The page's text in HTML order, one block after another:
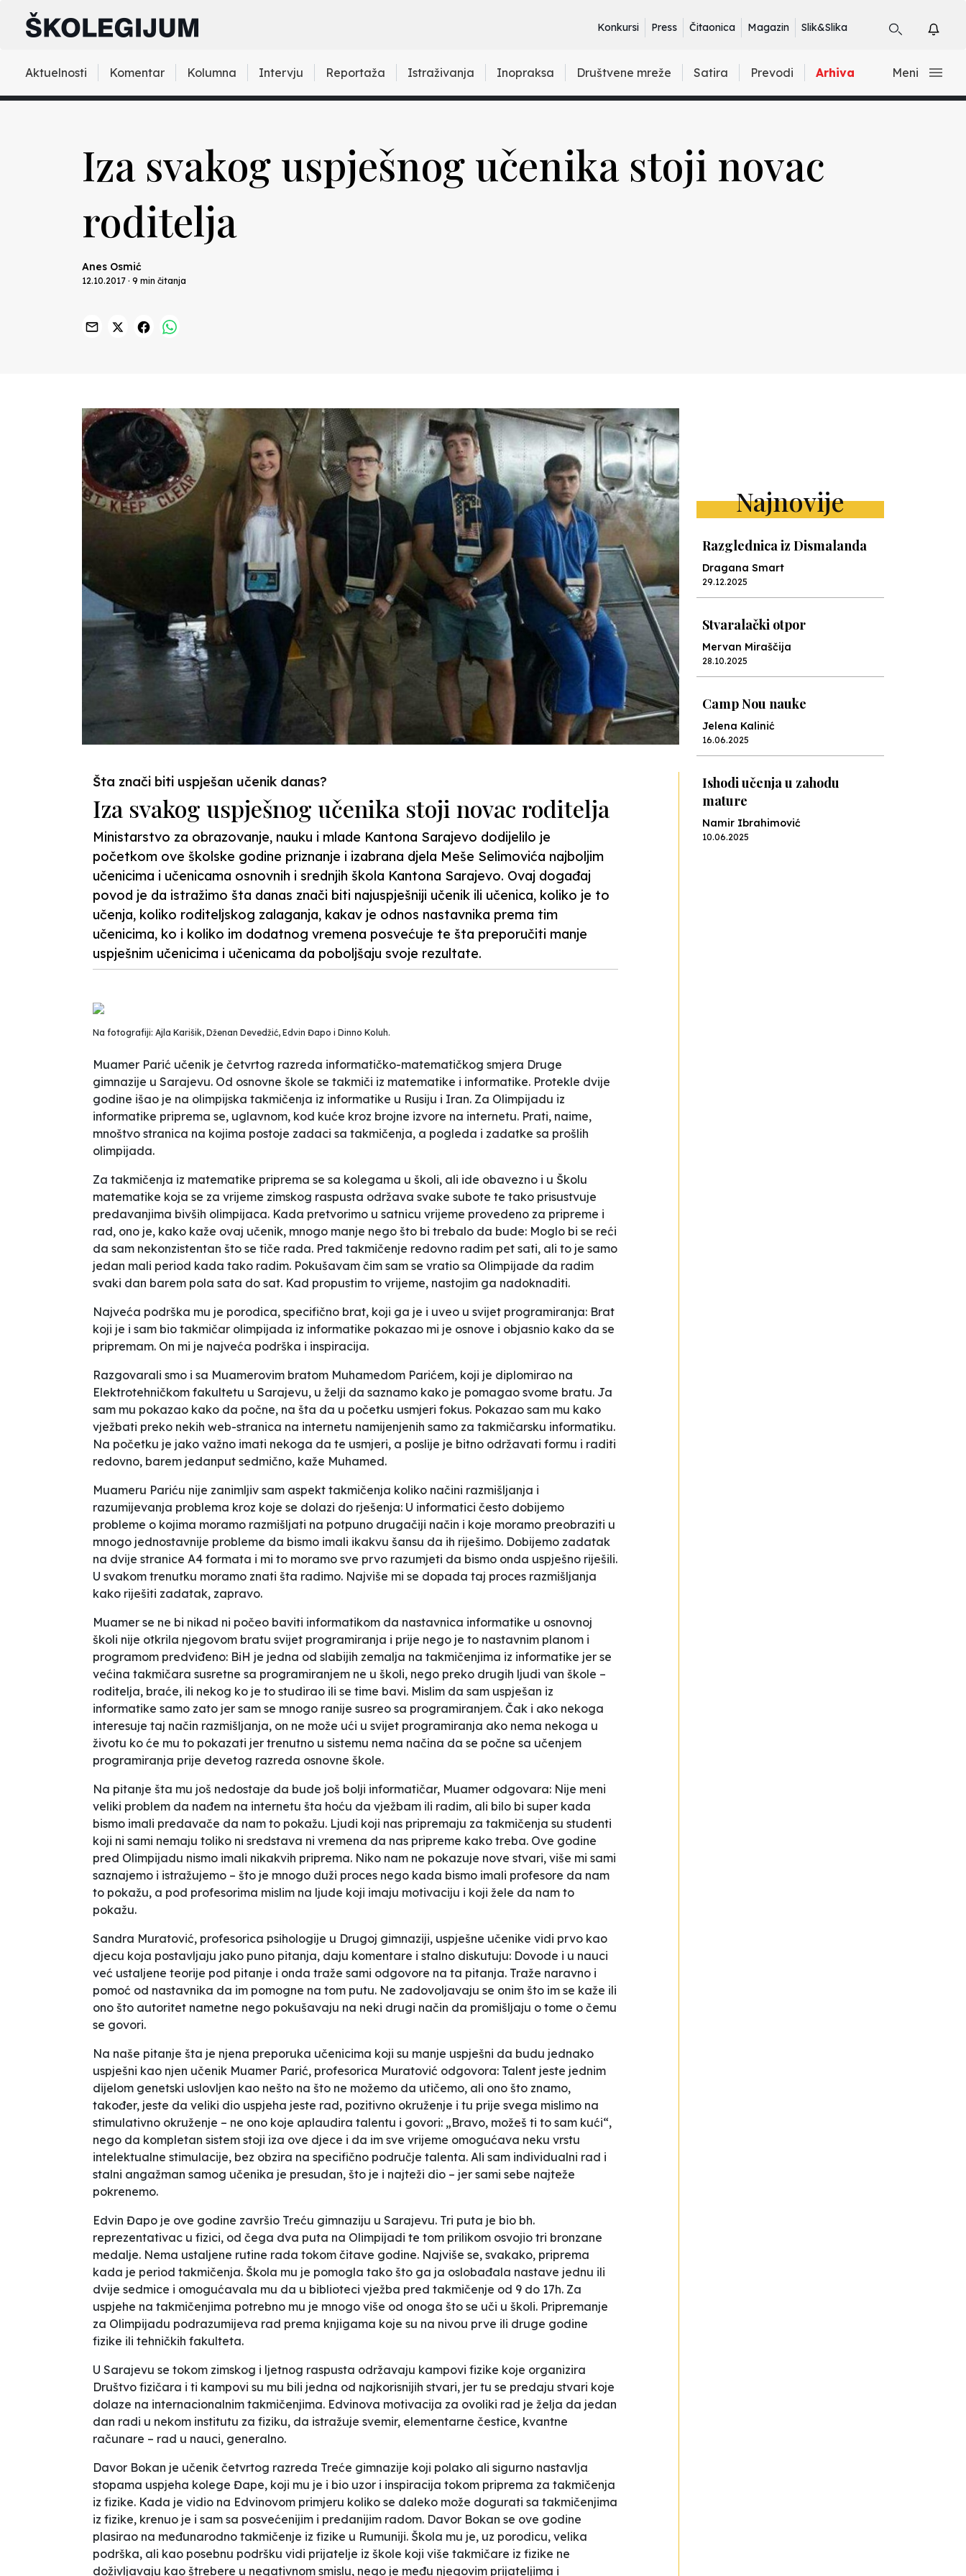
Konkursi Press Čitaonica Magazin Slik&Slika
Aktuelnosti Komentar Kolumna Intervju Reportaža Istraživanja Inopraksa Društvene mreže Satira Prevodi Arhiva Meni
Iza svakog uspješnog učenika stoji novac
roditelja
Anes Osmić
12.10.2017 · 9 min čitanja
Šta znači biti uspješan učenik danas?
Iza svakog uspješnog učenika stoji novac roditelja
Ministarstvo za obrazovanje, nauku i mlade Kantona Sarajevo dodijelilo je
početkom ove školske godine priznanje i izabrana djela Meše Selimovića najboljim
učenicima i učenicama osnovnih i srednjih škola Kantona Sarajevo. Ovaj događaj
povod je da istražimo šta danas znači biti najuspješniji učenik ili učenica, koliko je to
učenja, koliko roditeljskog zalaganja, kakav je odnos nastavnika prema tim
učenicima, ko i koliko im dodatnog vremena posvećuje te šta preporučiti manje
uspješnim učenicima i učenicama da poboljšaju svoje rezultate.
Na fotografiji: Ajla Karišik, Dženan Devedžić, Edvin Đapo i Dinno Koluh.
Muamer Parić učenik je četvrtog razreda informatičko-matematičkog smjera Druge
gimnazije u Sarajevu. Od osnovne škole se takmiči iz matematike i informatike. Protekle dvije
godine išao je na olimpijska takmičenja iz informatike u Rusiju i Iran. Za Olimpijadu iz
informatike priprema se, uglavnom, kod kuće kroz brojne izvore na internetu. Prati, naime,
mnoštvo stranica na kojima postoje zadaci sa takmičenja, a pogleda i zadatke sa prošlih
olimpijada.
Za takmičenja iz matematike priprema se sa kolegama u školi, ali ide obavezno i u Školu
matematike koja se za vrijeme zimskog raspusta održava svake subote te tako prisustvuje
predavanjima bivših olimpijaca. Kada pretvorimo u satnicu vrijeme provedeno za pripreme i
rad, ono je, kako kaže ovaj učenik, mnogo manje nego što bi trebalo da bude: Moglo bi se reći
da sam nekonzistentan što se tiče rada. Pred takmičenje redovno radim pet sati, ali to je samo
jedan mali period kada tako radim. Pokušavam čim sam se vratio sa Olimpijade da radim
svaki dan barem pola sata do sat. Kad propustim to vrijeme, nastojim ga nadoknaditi.
Najveća podrška mu je porodica, specifično brat, koji ga je i uveo u svijet programiranja: Brat
koji je i sam bio takmičar olimpijada iz informatike pokazao mi je osnove i objasnio kako da se
pripremam. On mi je najveća podrška i inspiracija.
Razgovarali smo i sa Muamerovim bratom Muhamedom Parićem, koji je diplomirao na
Elektrotehničkom fakultetu u Sarajevu, u želji da saznamo kako je pomagao svome bratu. Ja
sam mu pokazao kako da počne, na šta da u početku usmjeri fokus. Pokazao sam mu kako
vježbati preko nekih web-stranica na internetu namijenjenih samo za takmičarsku informatiku.
Na početku je jako važno imati nekoga da te usmjeri, a poslije je bitno održavati formu i raditi
redovno, barem jedanput sedmično, kaže Muhamed.
Muameru Pariću nije zanimljiv sam aspekt takmičenja koliko načini razmišljanja i
razumijevanja problema kroz koje se dolazi do rješenja: U informatici često dobijemo
probleme o kojima moramo razmišljati na potpuno drugačiji način i koje moramo preobraziti u
mnogo jednostavnije probleme da bismo imali ikakvu šansu da ih riješimo. Dobijemo zadatak
na dvije stranice A4 formata i mi to moramo sve prvo razumjeti da bismo onda uspješno riješili.
U svakom trenutku moramo znati šta radimo. Najviše mi se dopada taj proces razmišljanja
kako riješiti zadatak, zapravo.
Muamer se ne bi nikad ni počeo baviti informatikom da nastavnica informatike u osnovnoj
školi nije otkrila njegovom bratu svijet programiranja i prije nego je to nastavnim planom i
programom predviđeno: BiH je jedna od slabijih zemalja na takmičenjima iz informatike jer se
većina takmičara susretne sa programiranjem ne u školi, nego preko drugih ljudi van škole –
roditelja, braće, ili nekog ko je to studirao ili se time bavi. Mislim da sam uspješan iz
informatike samo zato jer sam se mnogo ranije susreo sa programiranjem. Čak i ako nekoga
interesuje taj način razmišljanja, on ne može ući u svijet programiranja ako nema nekoga u
životu ko će mu to pokazati jer trenutno u sistemu nema načina da se počne sa učenjem
programiranja prije devetog razreda osnovne škole.
Na pitanje šta mu još nedostaje da bude još bolji informatičar, Muamer odgovara: Nije meni
veliki problem da nađem na internetu šta hoću da vježbam ili radim, ali bilo bi super kada
bismo imali predavače da nam to pokažu. Ljudi koji nas pripremaju za takmičenja su studenti
koji ni sami nemaju toliko ni sredstava ni vremena da nas pripreme kako treba. Ove godine
pred Olimpijadu nismo imali nikakvih priprema. Niko nam ne pokazuje nove stvari, više mi sami
saznajemo i istražujemo – što je mnogo duži proces nego kada bismo imali profesore da nam
to pokažu, a pod profesorima mislim na ljude koji imaju motivaciju i koji žele da nam to
pokažu.
Sandra Muratović, profesorica psihologije u Drugoj gimnaziji, uspješne učenike vidi prvo kao
djecu koja postavljaju jako puno pitanja, daju komentare i stalno diskutuju: Dovode i u nauci
već ustaljene teorije pod pitanje i onda traže sami odgovore na ta pitanja. Traže naravno i
pomoć od nastavnika da im pomogne na tom putu. Ne zadovoljavaju se onim što im se kaže ili
ono što autoritet nametne nego pokušavaju na neki drugi način da promišljaju o tome o čemu
se govori.
Na naše pitanje šta je njena preporuka učenicima koji su manje uspješni da budu jednako
uspješni kao njen učenik Muamer Parić, profesorica Muratović odgovora: Talent jeste jednim
dijelom genetski uslovljen kao nešto na što ne možemo da utičemo, ali ono što znamo,
također, jeste da veliki dio uspjeha jeste rad, pozitivno okruženje i tu prije svega mislimo na
stimulativno okruženje – ne ono koje aplaudira talentu i govori: „Bravo, možeš ti to sam kući“,
nego da kompletan sistem stoji iza ove djece i da im sve vrijeme omogućava neku vrstu
intelektualne stimulacije, bez obzira na specifično područje talenta. Ali sam individualni rad i
stalni angažman samog učenika je presudan, što je i najteži dio – jer sami sebe najteže
pokrenemo.
Edvin Đapo je ove godine završio Treću gimnaziju u Sarajevu. Tri puta je bio bh.
reprezentativac u fizici, od čega dva puta na Olimpijadi te tom prilikom osvojio tri bronzane
medalje. Nema ustaljene rutine rada tokom čitave godine. Najviše se, svakako, priprema
kada je period takmičenja. Škola mu je pomogla tako što ga ja oslobađala nastave jednu ili
dvije sedmice i omogućavala mu da u biblioteci vježba pred takmičenje od 9 do 17h. Za
uspjehe na takmičenjima potrebno mu je mnogo više od onoga što se uči u školi. Pripremanje
za Olimpijadu podrazumijeva rad prema knjigama koje su na nivou prve ili druge godine
fizike ili tehničkih fakulteta.
U Sarajevu se tokom zimskog i ljetnog raspusta održavaju kampovi fizike koje organizira
Društvo fizičara i ti kampovi su mu bili jedna od najkorisnijih stvari, jer tu se predaju stvari koje
dolaze na internacionalnim takmičenjima. Edvinova motivacija za ovoliki rad je želja da jedan
dan radi u nekom institutu za fiziku, da istražuje svemir, elementarne čestice, kvantne
računare – rad u nauci, generalno.
Davor Bokan je učenik četvrtog razreda Treće gimnazije koji polako ali sigurno nastavlja
stopama uspjeha kolege Đape, koji mu je i bio uzor i inspiracija tokom priprema za takmičenja
iz fizike. Kada je vidio na Edvinovom primjeru koliko se daleko može dogurati sa takmičenjima
iz fizike, krenuo je i sam sa posvećenijim i predanijim radom. Davor Bokan se ove godine
plasirao na međunarodno takmičenje iz fizike u Rumuniji. Škola mu je, uz porodicu, velika
podrška, ali kao posebnu podršku vidi prijatelje iz škole koji više takmičare iz fizike ne
doživljavaju kao štrebere u negativnom smislu, nego je među njegovim prijateljima i
Najnovije
Razglednica iz Dismalanda
Dragana Smart
29.12.2025
Stvaralački otpor
Mervan Miraščija
28.10.2025
Camp Nou nauke
Jelena Kalinić
16.06.2025
Ishodi učenja u zahodu
mature
Namir Ibrahimović
10.06.2025